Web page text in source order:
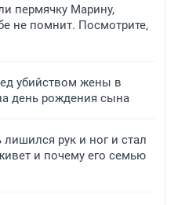
пермячку Марину,
не помнит. Посмотрите,
убийством жены в
день рождения сына
рук и ног и стал
и почему его семью